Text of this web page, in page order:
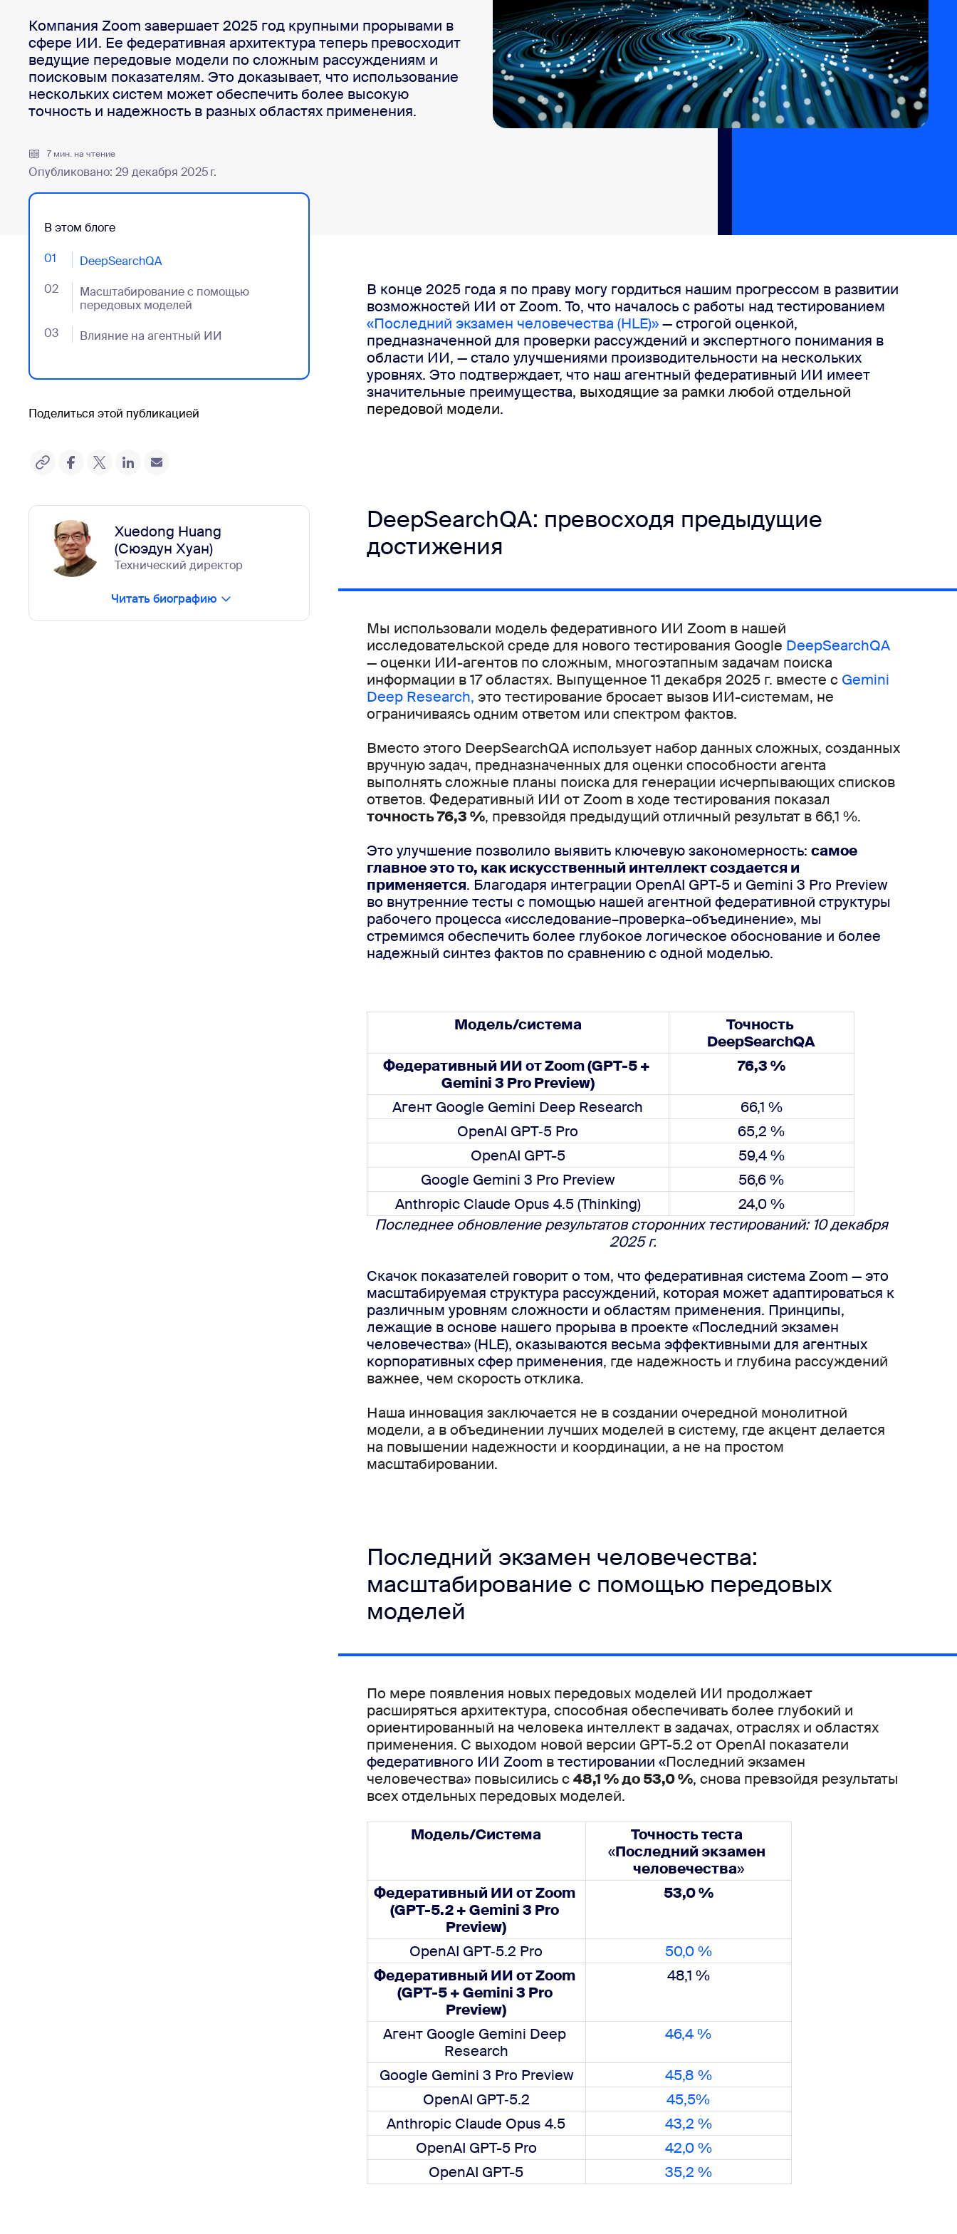
Приложения и интеграции
Установить на компьютер
Центр загрузок
Свяжитесь с нами
(+1) 888-799-9666/(+1) 888-303-1012
Компания Zoom завершает 2025 год крупными прорывами в
сфере ИИ. Ее федеративная архитектура теперь превосходит
ведущие передовые модели по сложным рассуждениям и
поисковым показателям. Это доказывает, что использование
нескольких систем может обеспечить более высокую
точность и надежность в разных областях применения.
7 мин. на чтение
Опубликовано: 29 декабря 2025 г.
В этом блоге
01 DeepSearchQA
- Jumplink to DeepSearchQA
02
Масштабирование с помощью
передовых моделей
- Jumplink to Масштабирование с помощью передовых моделей
03 Влияние на агентный ИИ
- Jumplink to Влияние на агентный ИИ
Поделиться этой публикацией
Xuedong Huang
(Сюэдун Хуан)
Технический директор
Читать биографию
В конце 2025 года я по праву могу гордиться нашим прогрессом в развитии
«Последний экзамен человечества (HLE)» — строгой оценкой,
предназначенной для проверки рассуждений и экспертного понимания в
области ИИ, — стало улучшениями производительности на нескольких
уровнях. Это подтверждает, что наш агентный федеративный ИИ имеет
значительные преимущества, выходящие за рамки любой отдельной
передовой модели.
DeepSearchQA: превосходя предыдущие
достижения
Мы использовали модель федеративного ИИ Zoom в нашей
исследовательской среде для нового тестирования Google DeepSearchQA
— оценки ИИ-агентов по сложным, многоэтапным задачам поиска
информации в 17 областях. Выпущенное 11 декабря 2025 г. вместе с Gemini
Deep Research, это тестирование бросает вызов ИИ-системам, не
ограничиваясь одним ответом или спектром фактов.
Вместо этого DeepSearchQA использует набор данных сложных, созданных
вручную задач, предназначенных для оценки способности агента
выполнять сложные планы поиска для генерации исчерпывающих списков
точность 76,3 %, превзойдя предыдущий отличный результат в 66,1 %.
Это улучшение позволило выявить ключевую закономерность: самое
главное это то, как искусственный интеллект создается и
применяется. Благодаря интеграции OpenAI GPT-5 и Gemini 3 Pro Preview
во внутренние тесты с помощью нашей агентной федеративной структуры
рабочего процесса «исследование–проверка–объединение», мы
стремимся обеспечить более глубокое логическое обоснование и более
надежный синтез фактов по сравнению с одной моделью.
Модель/система
Точность
DeepSearchQA
Федеративный ИИ от Zoom (GPT-
Gemini 3 Pro Preview)
76,3 %
Агент Google Gemini Deep Research
66,1 %
OpenAI GPT‑5 Pro
65,2 %
OpenAI GPT-5
59,4 %
Google Gemini 3 Pro Preview
56,6 %
Anthropic Claude Opus 4.5 (Thinking)
24,0 %
Последнее обновление результатов сторонних тестирований: 10 декабря
2025 г.
Скачок показателей говорит о том, что федеративная система Zoom — это
масштабируемая структура рассуждений, которая может адаптироваться к
различным уровням сложности и областям применения. Принципы,
лежащие в основе нашего прорыва в проекте «Последний экзамен
человечества» (HLE), оказываются весьма эффективными для агентных
корпоративных сфер применения, где надежность и глубина рассуждений
важнее, чем скорость отклика.
Наша инновация заключается не в создании очередной монолитной
модели, а в объединении лучших моделей в систему, где акцент делается
на повышении надежности и координации, а не на простом
масштабировании.
Последний экзамен человечества:
масштабирование с помощью передовых
моделей
По мере появления новых передовых моделей ИИ продолжает
расширяться архитектура, способная обеспечивать более глубокий и
ориентированный на человека интеллект в задачах, отраслях и областях
применения. С выходом новой версии GPT-5.2 от OpenAI
федеративного ИИ Zoom в тестировании «Последний экзамен
человечества» повысились с 48,1 % до 53,0 %,
всех отдельных передовых моделей.
Модель/Система
Точность теста
«Последний экзамен
человечества»
Федеративный ИИ от Zoom
(GPT-5.2 + Gemini 3 Pro
Preview)
53,0 %
OpenAI GPT‑5.2 Pro
50,0 %
Федеративный ИИ от Zoom
(GPT-5 + Gemini 3 Pro
Preview)
48,1 %
Агент Google Gemini Deep
Research
46,4 %
Google Gemini 3 Pro Preview
45,8 %
OpenAI GPT‑5.2
45,5%
Anthropic Claude Opus 4.5
43,2 %
OpenAI GPT-5 Pro
42,0 %
OpenAI GPT-5
35,2 %